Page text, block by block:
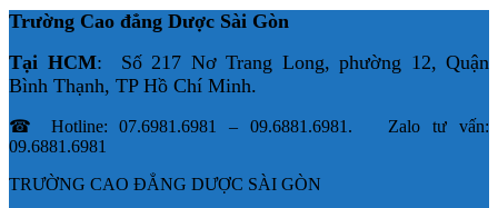
Trường Cao đẳng Dược Sài Gòn
Tại HCM: Số 217 Nơ Trang Long, phường 12, Quận
Bình Thạnh, TP Hồ Chí Minh.
☎ Hotline: 07.6981.6981 – 09.6881.6981. Zalo tư vấn:
09.6881.6981
TRƯỜNG CAO ĐẲNG DƯỢC SÀI GÒN